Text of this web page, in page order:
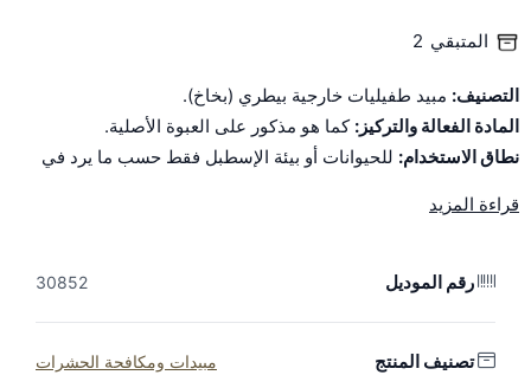
المتبقي 2
التصنيف: مبيد طفيليات خارجية بيطري (بخاخ).
المادة الفعالة والتركيز: كما هو مذكور على العبوة الأصلية.
نطاق الاستخدام: للحيوانات أو بيئة الإسطبل فقط حسب ما يرد في
طريقة الاستخدام:
تحذيرات:يُحفظ بعيدًا عن الأطفال والأعلاف ومصادر المياه، ويُستخدم
قراءة المزيد
رقم الموديل 30852
تصنيف المنتج مبيدات ومكافحة الحشرات